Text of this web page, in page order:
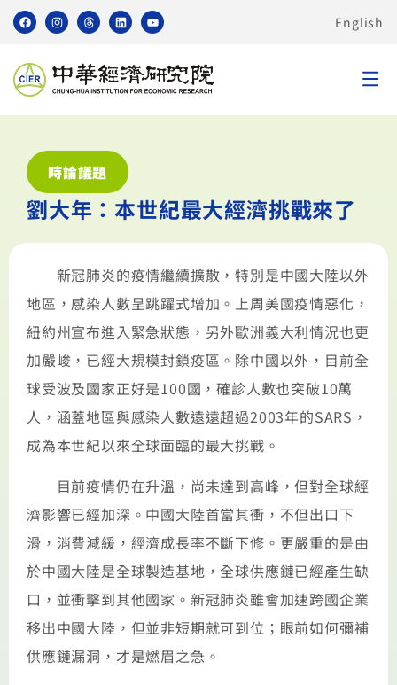
English
時論議題
劉大年：本世紀最大經濟挑戰來了
新冠肺炎的疫情繼續擴散，特別是中國大陸以外
地區，感染人數呈跳躍式增加。上周美國疫情惡化，
紐約州宣布進入緊急狀態，另外歐洲義大利情況也更
加嚴峻，已經大規模封鎖疫區。除中國以外，目前全
球受波及國家正好是100國，確診人數也突破10萬
人，涵蓋地區與感染人數遠遠超過2003年的SARS，
成為本世紀以來全球面臨的最大挑戰。
目前疫情仍在升溫，尚未達到高峰，但對全球經
濟影響已經加深。中國大陸首當其衝，不但出口下
滑，消費減緩，經濟成長率不斷下修。更嚴重的是由
於中國大陸是全球製造基地，全球供應鏈已經產生缺
口，並衝擊到其他國家。新冠肺炎雖會加速跨國企業
移出中國大陸，但並非短期就可到位；眼前如何彌補
供應鏈漏洞，才是燃眉之急。